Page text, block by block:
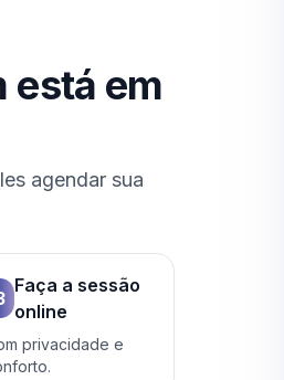
está em
agendar sua
Faça a sessão
online
privacidade e